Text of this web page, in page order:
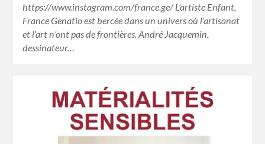
https://www.instagram.com/france.ge/ L’artiste Enfant,
France Genatio est bercée dans un univers où l’artisanat
et l’art n’ont pas de frontières. André Jacquemin,
dessinateur…